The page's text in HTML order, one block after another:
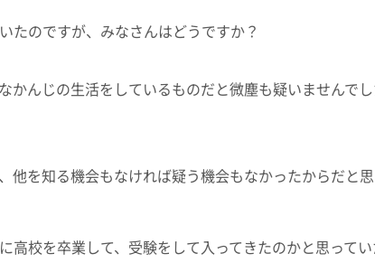
たのですが、みなさんはどうですか？
んじの生活をしているものだと微塵も疑いませんで
を知る機会もなければ疑う機会もなかったからだと
校を卒業して、受験をして入ってきたのかと思って